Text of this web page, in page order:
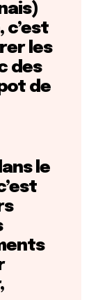
, c’est
les
des
de
le